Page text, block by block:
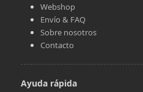
Webshop
Envío & FAQ
Sobre nosotros
Contacto
Ayuda rápida